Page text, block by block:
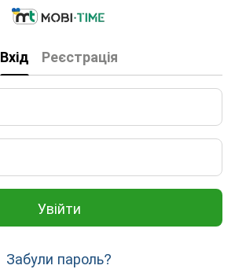
Вхід Реєстрація
Увійти
Забули пароль?